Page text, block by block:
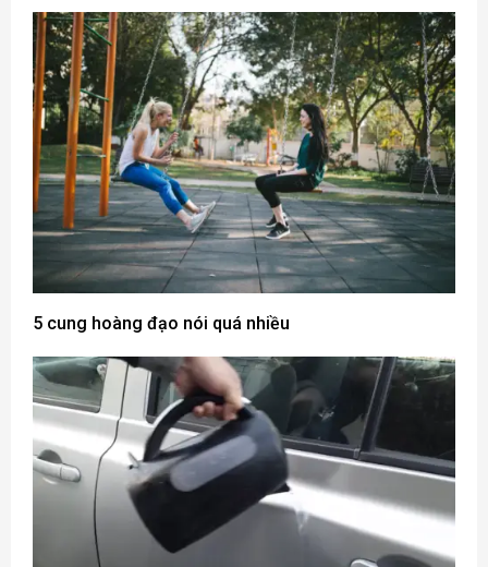
5 cung hoàng đạo nói quá nhiều